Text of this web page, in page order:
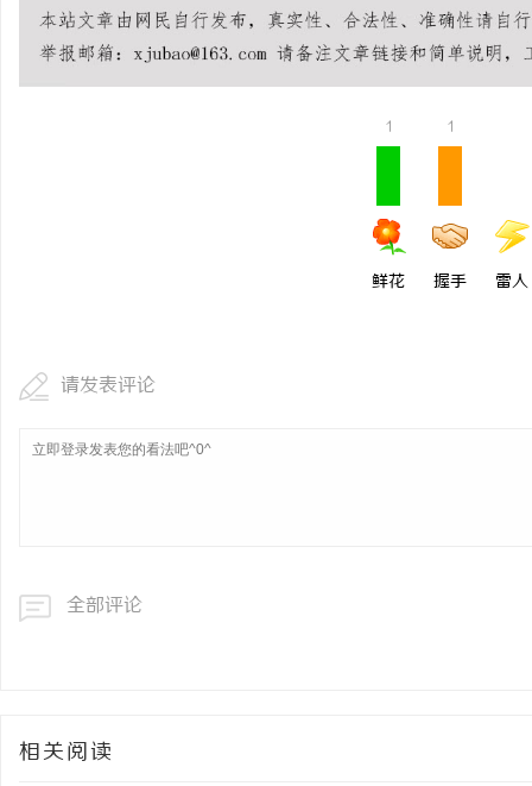
1
鲜花
1
握手 雷人
请发表评论
全部评论
相关阅读